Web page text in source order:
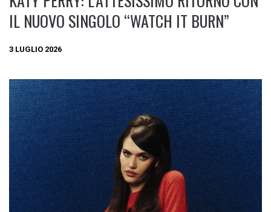
IL NUOVO SINGOLO “WATCH IT BURN”
3 LUGLIO 2026